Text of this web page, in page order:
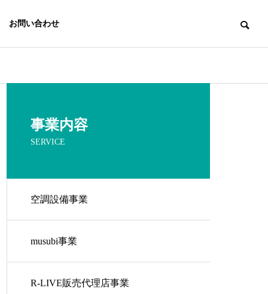
お問い合わせ
事業内容
SERVICE
空調設備事業
musubi事業
R-LIVE販売代理店事業